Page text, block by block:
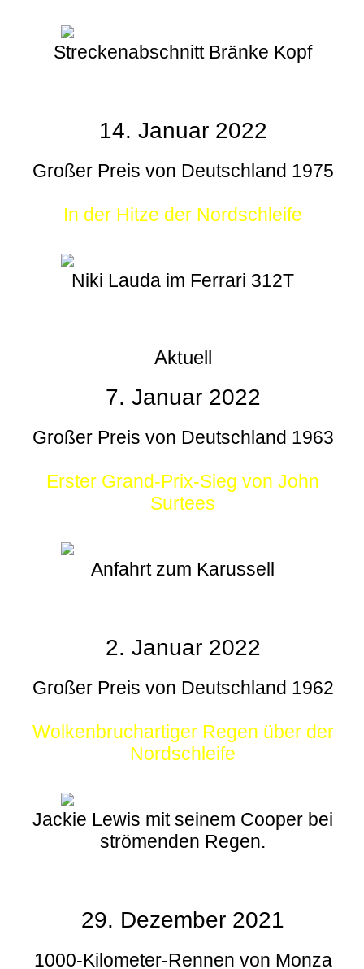
Streckenabschnitt Bränke Kopf
14. Januar 2022
Großer Preis von Deutschland 1975
In der Hitze der Nordschleife
Niki Lauda im Ferrari 312T
Aktuell
7. Januar 2022
Großer Preis von Deutschland 1963
Erster Grand-Prix-Sieg von John
Surtees
Anfahrt zum Karussell
2. Januar 2022
Großer Preis von Deutschland 1962
Wolkenbruchartiger Regen über der
Nordschleife
Jackie Lewis mit seinem Cooper bei
strömenden Regen.
29. Dezember 2021
1000-Kilometer-Rennen von Monza